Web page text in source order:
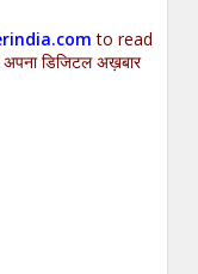
to read
डिजिटल अख़बार